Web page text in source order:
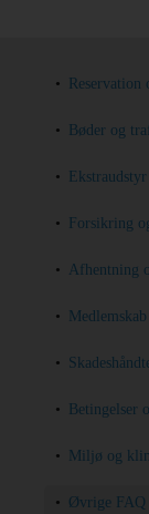
Join /
Gold
DK/DK
Billeje
Varevogne
Tilbud
Reservation
Bøder og
Forsikring
Afhentning
Medlemskab
Betingelser
Miljø og
Øvrige FAQ